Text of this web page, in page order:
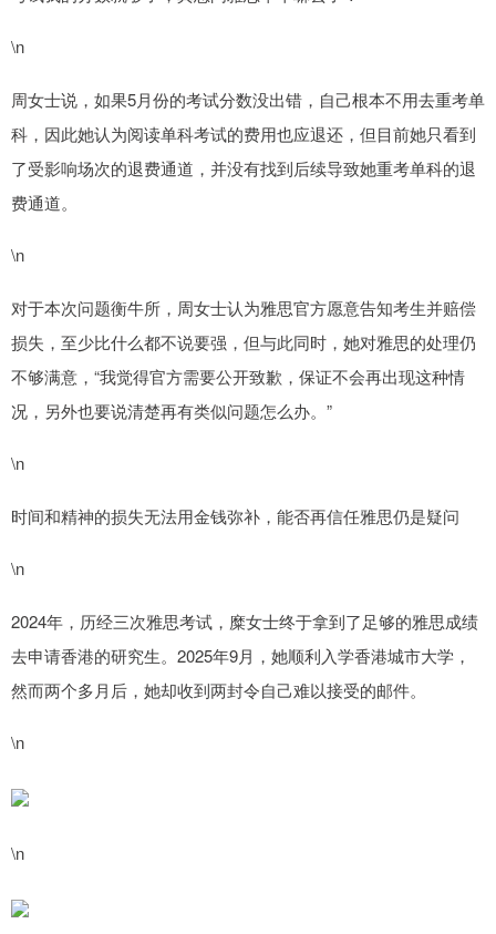
\n
周女士说，如果5月份的考试分数没出错，自己根本不用去重考单
科，因此她认为阅读单科考试的费用也应退还，但目前她只看到
了受影响场次的退费通道，并没有找到后续导致她重考单科的退
费通道。
\n
对于本次问题衡牛所，周女士认为雅思官方愿意告知考生并赔偿
损失，至少比什么都不说要强，但与此同时，她对雅思的处理仍
不够满意，“我觉得官方需要公开致歉，保证不会再出现这种情
况，另外也要说清楚再有类似问题怎么办。”
\n
时间和精神的损失无法用金钱弥补，能否再信任雅思仍是疑问
\n
2024年，历经三次雅思考试，糜女士终于拿到了足够的雅思成绩
去申请香港的研究生。2025年9月，她顺利入学香港城市大学，
然而两个多月后，她却收到两封令自己难以接受的邮件。
\n
\n